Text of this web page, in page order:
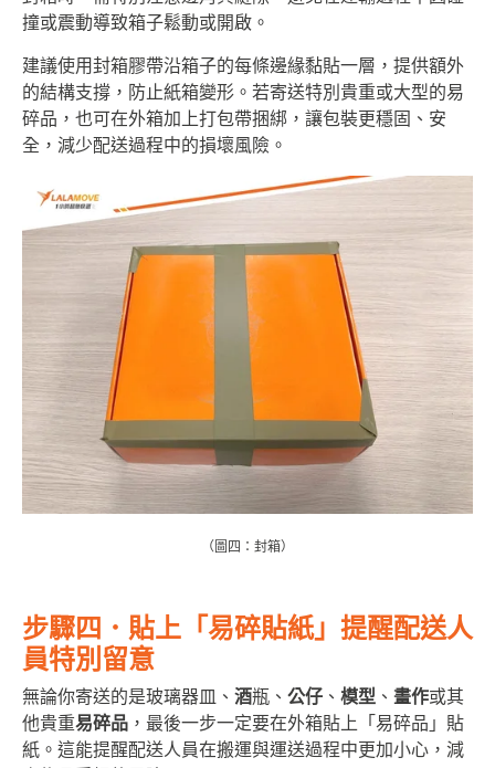
撞或震動導致箱子鬆動或開啟。
建議使用封箱膠帶沿箱子的每條邊緣黏貼一層，提供額外
的結構支撐，防止紙箱變形。若寄送特別貴重或大型的易
碎品，也可在外箱加上打包帶捆綁，讓包裝更穩固、安
全，減少配送過程中的損壞風險。
（圖四：封箱）
步驟四．貼上「易碎貼紙」提醒配送人
員特別留意
無論你寄送的是玻璃器皿、 酒瓶、 公仔 、 模型 、 畫作或其
他貴重易碎品 ，最後一步一定要在外箱貼上「易碎品」貼
紙。這能提醒配送人員在搬運與運送過程中更加小心，減